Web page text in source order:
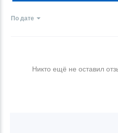
По дате
Никто ещё не оставил